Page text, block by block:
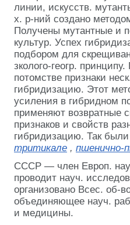
линии, искусств.
х. р-ний создано
Получены мутантные и
культур. Успех
подбором для
зколого-геогр.
потомстве признаки
гибридизацию. Этот
усиления в гибридном
применяют возвратные
признаков и свойств
гибридизацию. Так
тритикале , пшенично-
СССР — член Европ.
проводит науч.
организовано Всес. об-
объединяющее науч.
и медицины.